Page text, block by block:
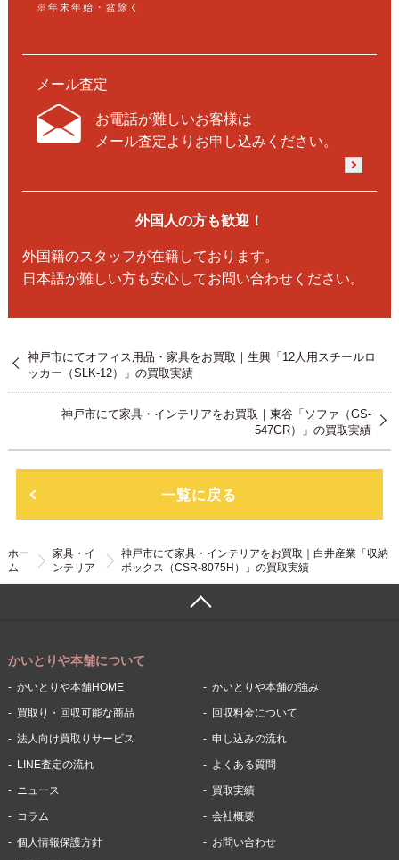
※年末年始・盆除く
メール査定
お電話が難しいお客様は
メール査定よりお申し込みください。
外国人の方も歓迎！
外国籍のスタッフが在籍しております。
日本語が難しい方も安心してお問い合わせください。
神戸市にてオフィス用品・家具をお買取｜生興「12人用スチールロ
ッカー（SLK-12）」の買取実績
神戸市にて家具・インテリアをお買取｜東谷「ソファ（GS-
547GR）」の買取実績
一覧に戻る
ホー
ム
家具・イ
ンテリア
神戸市にて家具・インテリアをお買取｜白井産業「収納
ボックス（CSR-8075H）」の買取実績
かいとりや本舗について
かいとりや本舗HOME かいとりや本舗の強み
買取り・回収可能な商品 回収料金について
法人向け買取りサービス 申し込みの流れ
LINE査定の流れ よくある質問
ニュース 買取実績
コラム 会社概要
個人情報保護方針 お問い合わせ